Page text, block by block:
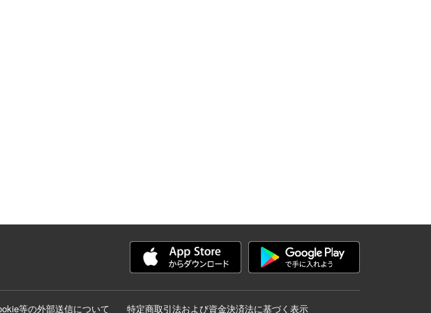
等の外部送信について 特定商取引法および資金決済法に基づく表示